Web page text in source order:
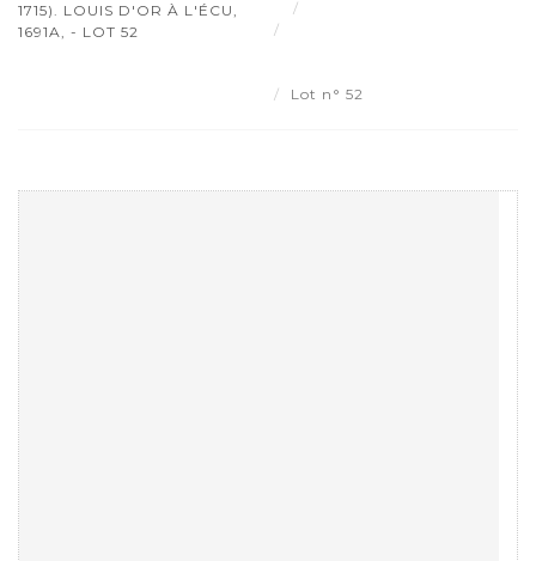
1715). LOUIS D'OR À L'ÉCU,
1691A, - LOT 52
Lot n° 52